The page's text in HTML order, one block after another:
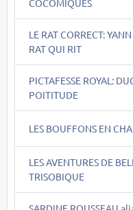
COCOMIQUES
LE RAT CORRECT:
RAT QUI RIT
PICTAFESSE ROYAL:
POITITUDE
LES BOUFFONS EN
LES AVENTURES DE
TRISOBIQUE